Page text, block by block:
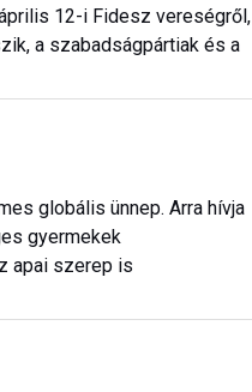
12-i Fidesz vereségről,
a szabadságpártiak és a
globális ünnep. Arra hívja
gyermekek
apai szerep is